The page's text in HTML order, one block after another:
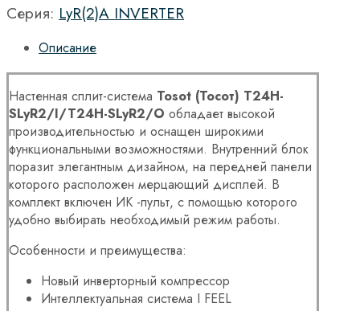
Серия: LyR(2)A INVERTER
Описание
Настенная сплит-система Tosot (Тосот) T24H-
SLyR2/I/T24H-SLyR2/O обладает высокой
производительностью и оснащен широкими
функциональными возможностями. Внутренний блок
поразит элегантным дизайном, на передней панели
которого расположен мерцающий дисплей. В
комплект включен ИК -пульт, с помощью которого
удобно выбирать необходимый режим работы.
Особенности и преимущества:
Новый инверторный компрессор
Интеллектуальная система I FEEL